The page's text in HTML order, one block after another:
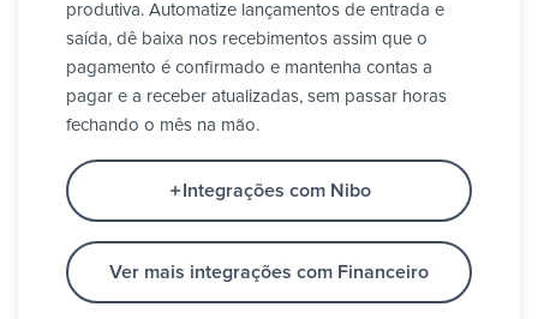
produtiva. Automatize lançamentos de entrada e
saída, dê baixa nos recebimentos assim que o
pagamento é confirmado e mantenha contas a
pagar e a receber atualizadas, sem passar horas
fechando o mês na mão.
Integrações com Nibo
Ver mais integrações com Financeiro